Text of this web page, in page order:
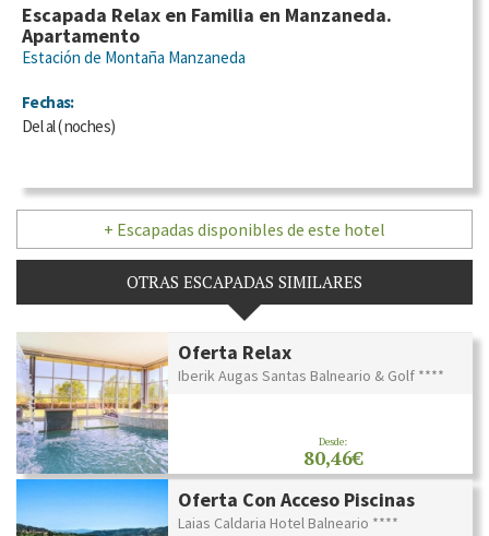
Escapada Relax en Familia en Manzaneda.
Apartamento
Estación de Montaña Manzaneda
Fechas:
Delal(noches)
+ Escapadas disponibles de este hotel
OTRAS ESCAPADAS SIMILARES
Oferta Relax
Iberik Augas Santas Balneario & Golf ****
Desde:
80,46€
Oferta Con Acceso Piscinas
Laias Caldaria Hotel Balneario ****